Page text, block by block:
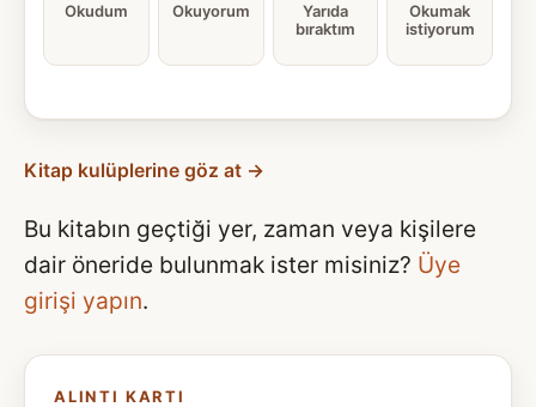
Okudum Okuyorum
Yarıda
bıraktım
Okumak
istiyorum
Kitap kulüplerine göz at →
Bu kitabın geçtiği yer, zaman veya kişilere
dair öneride bulunmak ister misiniz? Üye
girişi yapın.
ALINTI KARTI